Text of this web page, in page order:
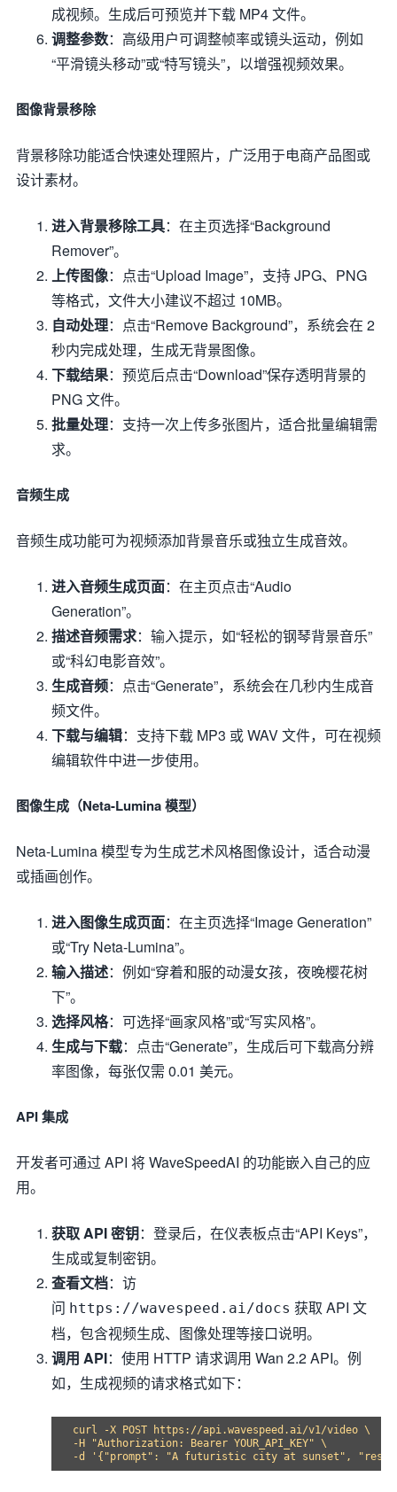
成视频。生成后可预览并下载 MP4 文件。
调整参数：高级用户可调整帧率或镜头运动，例如
“平滑镜头移动”或“特写镜头”，以增强视频效果。
图像背景移除
背景移除功能适合快速处理照片，广泛用于电商产品图或
设计素材。
进入背景移除工具：在主页选择“Background
Remover”。
上传图像：点击“Upload Image”，支持 JPG、PNG
等格式，文件大小建议不超过 10MB。
自动处理：点击“Remove Background”，系统会在 2
秒内完成处理，生成无背景图像。
下载结果：预览后点击“Download”保存透明背景的
PNG 文件。
批量处理：支持一次上传多张图片，适合批量编辑需
求。
音频生成
音频生成功能可为视频添加背景音乐或独立生成音效。
进入音频生成页面：在主页点击“Audio
Generation”。
描述音频需求：输入提示，如“轻松的钢琴背景音乐”
或“科幻电影音效”。
生成音频：点击“Generate”，系统会在几秒内生成音
频文件。
下载与编辑：支持下载 MP3 或 WAV 文件，可在视频
编辑软件中进一步使用。
图像生成（Neta-Lumina 模型）
Neta-Lumina 模型专为生成艺术风格图像设计，适合动漫
或插画创作。
进入图像生成页面：在主页选择“Image Generation”
或“Try Neta-Lumina”。
输入描述：例如“穿着和服的动漫女孩，夜晚樱花树
下”。
选择风格：可选择“画家风格”或“写实风格”。
生成与下载：点击“Generate”，生成后可下载高分辨
率图像，每张仅需 0.01 美元。
API 集成
开发者可通过 API 将 WaveSpeedAI 的功能嵌入自己的应
用。
获取 API 密钥：登录后，在仪表板点击“API Keys”，
生成或复制密钥。
查看文档：访
问 https://wavespeed.ai/docs 获取 API 文
档，包含视频生成、图像处理等接口说明。
调用 API：使用 HTTP 请求调用 Wan 2.2 API。例
如，生成视频的请求格式如下：
curl -X POST https://api.wavespeed.ai/v1/video \
-H "Authorization: Bearer YOUR_API_KEY" \